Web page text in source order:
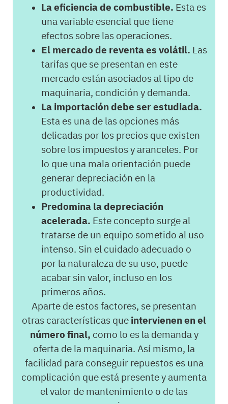
La eficiencia de combustible. Esta es
una variable esencial que tiene
efectos sobre las operaciones.
El mercado de reventa es volátil. Las
tarifas que se presentan en este
mercado están asociados al tipo de
maquinaria, condición y demanda.
La importación debe ser estudiada.
Esta es una de las opciones más
delicadas por los precios que existen
sobre los impuestos y aranceles. Por
lo que una mala orientación puede
generar depreciación en la
productividad.
Predomina la depreciación
acelerada. Este concepto surge al
tratarse de un equipo sometido al uso
intenso. Sin el cuidado adecuado o
por la naturaleza de su uso, puede
acabar sin valor, incluso en los
primeros años.
Aparte de estos factores, se presentan
otras características queintervienen en el
número final, como lo es la demanda y
oferta de la maquinaria. Así mismo, la
facilidad para conseguir repuestos es una
complicación que está presente y aumenta
el valor de mantenimiento o de las